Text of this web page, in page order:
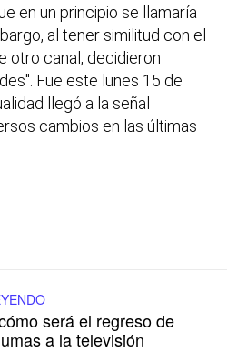
en un principio se llamaría
al tener similitud con el
otro canal, decidieron
Fue este lunes 15 de
llegó a la señal
cambios en las últimas
será el regreso de
a la televisión